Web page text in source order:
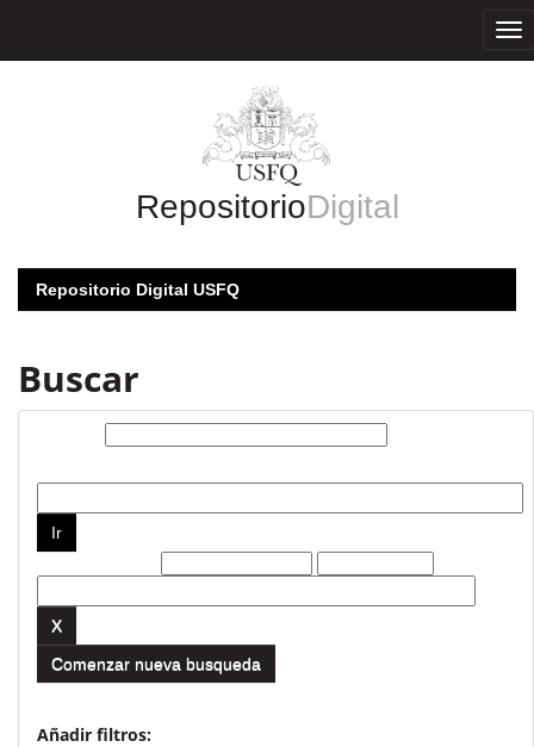
RepositorioDigital
Repositorio Digital USFQ
Buscar
Comenzar nueva busqueda
Añadir filtros: